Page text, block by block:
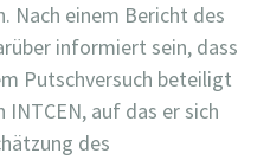
Nach einem Bericht des
informiert sein, dass
Putschversuch beteiligt
INTCEN, auf das er sich
des